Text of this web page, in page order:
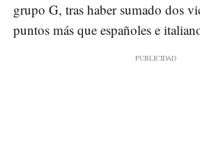
grupo G, tras haber sumado dos
puntos más que españoles e